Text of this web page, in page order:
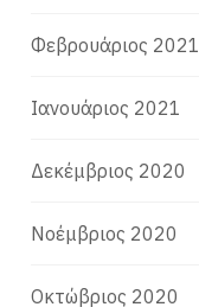
Φεβρουάριος 2021
Ιανουάριος 2021
Δεκέμβριος 2020
Νοέμβριος 2020
Οκτώβριος 2020